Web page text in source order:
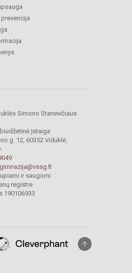
Simono Stanevičiaus
įstaiga
g. 12, 60352 Viduklė,
ir saugomi
registre
190106933